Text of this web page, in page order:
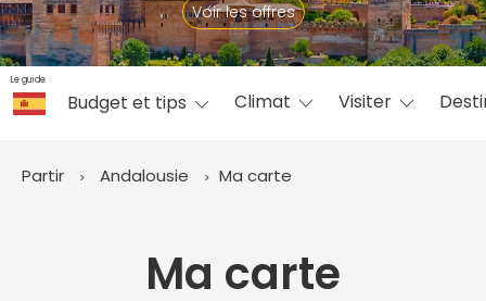
Voir les offres
Le guide
Budget et tips Climat Visiter
Partir Andalousie Ma carte
Ma carte
☀️ Où partir par mois
Juillet
Août Septembre
Octobre